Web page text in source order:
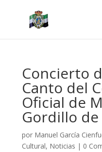
Concierto
Canto del
Oficial de
Gordillo
por Manuel García
Cultural, Noticias | 0